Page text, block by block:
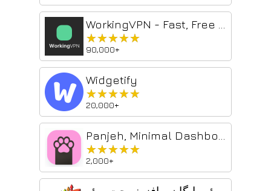
★★★★★
★★★★★
90,000+
Widgetify
★★★★★
★★★★★
20,000+
★★★★★
★★★★★
2,000+